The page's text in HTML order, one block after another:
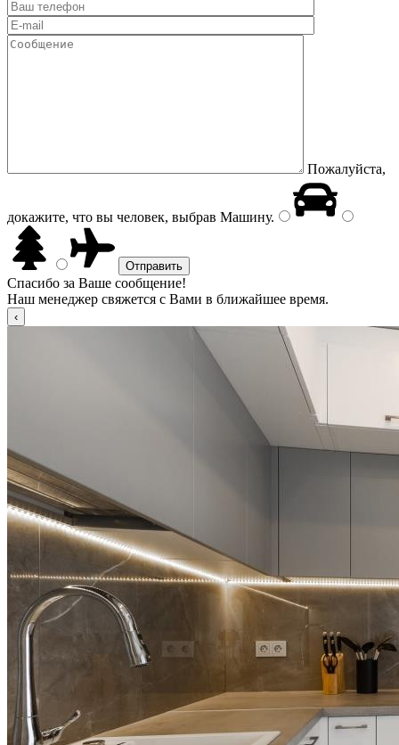
Пожалуйста,
докажите, что вы человек, выбрав Машину.
Спасибо за Ваше сообщение!
Наш менеджер свяжется с Вами в ближайшее время.